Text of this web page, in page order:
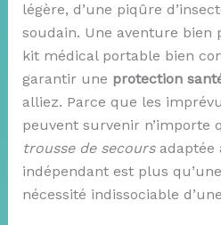
légère, d’une piqûre
soudain. Une aventure bien
kit médical portable bien
garantir une protection
alliez. Parce que les
peuvent survenir n’importe
trousse de secoursadaptée
indépendant est plus
nécessité indissociable